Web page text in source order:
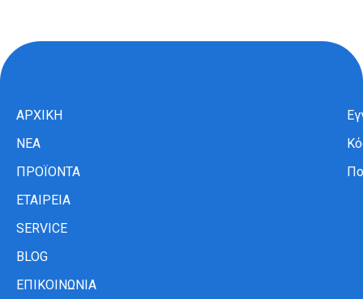
ΑΡΧΙΚΗ
ΝΕΑ
ΠΡΟΪΟΝΤΑ
ΕΤΑΙΡΕΙΑ
SERVICE
BLOG
ΕΠΙΚΟΙΝΩΝΙΑ